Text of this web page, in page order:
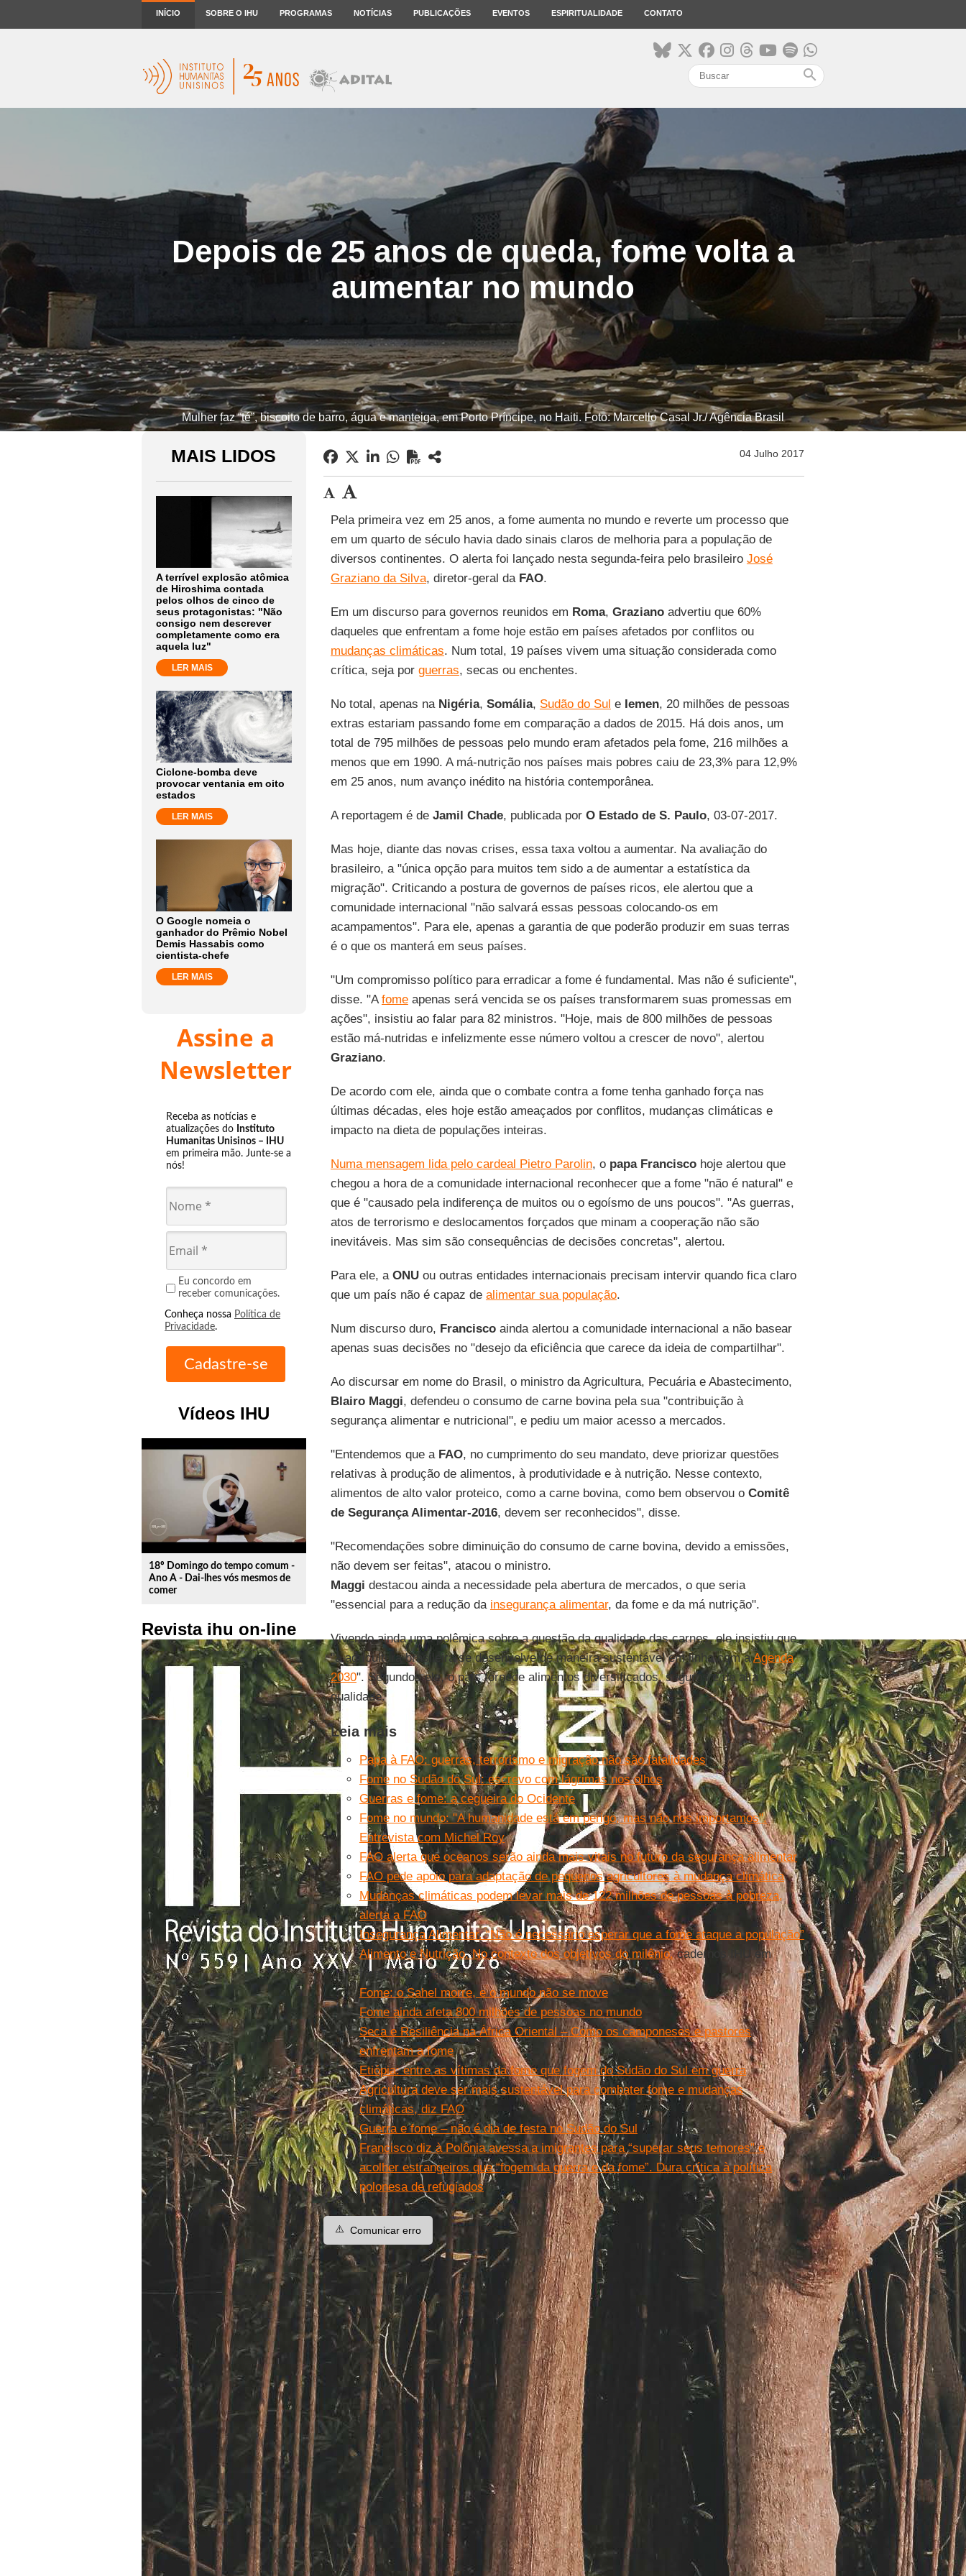
INÍCIO SOBRE O IHU PROGRAMAS NOTÍCIAS PUBLICAÇÕES EVENTOS ESPIRITUALIDADE CONTATO
search
Depois de 25 anos de queda, fome volta a
aumentar no mundo
Mulher faz “té”, biscoito de barro, água e manteiga, em Porto Príncipe, no Haiti. Foto: Marcello Casal Jr./ Agência Brasil
MAIS LIDOS
A terrível explosão atômica
de Hiroshima contada
pelos olhos de cinco de
seus protagonistas: "Não
consigo nem descrever
completamente como era
aquela luz"
LER MAIS
Ciclone-bomba deve
provocar ventania em oito
estados
LER MAIS
O Google nomeia o
ganhador do Prêmio Nobel
Demis Hassabis como
cientista-chefe
LER MAIS
Assine a
Newsletter
Receba as notícias e
atualizações do Instituto
Humanitas Unisinos – IHU
em primeira mão. Junte-se a
nós!
Eu concordo em
receber comunicações.
Conheça nossa Política de
Privacidade.
Vídeos IHU
play_circle_outline
18º Domingo do tempo comum -
Ano A - Dai-lhes vós mesmos de
comer
Revista ihu on-line
04 Julho 2017
Pela primeira vez em 25 anos, a fome aumenta no mundo e reverte um processo que
em um quarto de século havia dado sinais claros de melhoria para a população de
diversos continentes. O alerta foi lançado nesta segunda-feira pelo brasileiro José
Graziano da Silva, diretor-geral da FAO.
Em um discurso para governos reunidos em Roma, Grazianoadvertiu que 60%
daqueles que enfrentam a fome hoje estão em países afetados por conflitos ou
mudanças climáticas. Num total, 19 países vivem uma situação considerada como
crítica, seja por guerras, secas ou enchentes.
No total, apenas na Nigéria, Somália, Sudão do Sul e Iemen, 20 milhões de pessoas
extras estariam passando fome em comparação a dados de 2015. Há dois anos, um
total de 795 milhões de pessoas pelo mundo eram afetados pela fome, 216 milhões a
menos que em 1990. A má-nutrição nos países mais pobres caiu de 23,3% para 12,9%
em 25 anos, num avanço inédito na história contemporânea.
A reportagem é de Jamil Chade, publicada por O Estado de S. Paulo, 03-07-2017.
Mas hoje, diante das novas crises, essa taxa voltou a aumentar. Na avaliação do
brasileiro, a "única opção para muitos tem sido a de aumentar a estatística da
migração". Criticando a postura de governos de países ricos, ele alertou que a
comunidade internacional "não salvará essas pessoas colocando-os em
acampamentos". Para ele, apenas a garantia de que poderão produzir em suas terras
é o que os manterá em seus países.
"Um compromisso político para erradicar a fome é fundamental. Mas não é suficiente",
disse. "Afomeapenas será vencida se os países transformarem suas promessas em
ações", insistiu ao falar para 82 ministros. "Hoje, mais de 800 milhões de pessoas
estão má-nutridas e infelizmente esse número voltou a crescer de novo", alertou
Graziano.
De acordo com ele, ainda que o combate contra a fome tenha ganhado força nas
últimas décadas, eles hoje estão ameaçados por conflitos, mudanças climáticas e
impacto na dieta de populações inteiras.
Numa mensagem lida pelo cardeal Pietro Parolin, o papa Franciscohoje alertou que
chegou a hora de a comunidade internacional reconhecer que a fome "não é natural" e
que é "causado pela indiferença de muitos ou o egoísmo de uns poucos". "As guerras,
atos de terrorismo e deslocamentos forçados que minam a cooperação não são
inevitáveis. Mas sim são consequências de decisões concretas", alertou.
Para ele, a ONUou outras entidades internacionais precisam intervir quando fica claro
que um país não é capaz de alimentar sua população.
Num discurso duro, Franciscoainda alertou a comunidade internacional a não basear
apenas suas decisões no "desejo da eficiência que carece da ideia de compartilhar".
Ao discursar em nome do Brasil, o ministro da Agricultura, Pecuária e Abastecimento,
Blairo Maggi, defendeu o consumo de carne bovina pela sua "contribuição à
segurança alimentar e nutricional", e pediu um maior acesso a mercados.
"Entendemos que a FAO, no cumprimento do seu mandato, deve priorizar questões
relativas à produção de alimentos, à produtividade e à nutrição. Nesse contexto,
alimentos de alto valor proteico, como a carne bovina, como bem observou o Comitê
de Segurança Alimentar-2016, devem ser reconhecidos", disse.
"Recomendações sobre diminuição do consumo de carne bovina, devido a emissões,
não devem ser feitas", atacou o ministro.
Maggi destacou ainda a necessidade pela abertura de mercados, o que seria
"essencial para a redução da insegurança alimentar, da fome e da má nutrição".
Vivendo ainda uma polêmica sobre a questão da qualidade das carnes, ele insistiu que
"a agricultura brasileira se desenvolve de maneira sustentável em linha com aAgenda
2030". Segundos ele, o país fornece alimentos diversificados, seguros e de alta
qualidade.
Leia mais
Papa à FAO: guerras, terrorismo e migração não são fatalidades
Fome no Sudão do Sul: escrevo com lágrimas nos olhos
Guerras e fome: a cegueira do Ocidente
Fome no mundo: "A humanidade está em perigo, mas não nos importamos".
Entrevista com Michel Roy
FAO alerta que oceanos serão ainda mais vitais no futuro da segurança alimentar
FAO pede apoio para adaptação de pequenos agricultores à mudança climática
Mudanças climáticas podem levar mais de 122 milhões de pessoas à pobreza,
alerta a FAO
Insegurança Alimentar. “Não é necessário esperar que a fome ataque a população”
Alimento e Nutrição. No contexto dos objetivos do milênio.cadernos IHU em
formação, N° 47
Fome: o Sahel morre, e o mundo não se move
Fome ainda afeta 800 milhões de pessoas no mundo
Seca e Resiliência na África Oriental – Como os camponeses e pastores
enfrentam a fome
Etiópia: entre as vítimas da fome que fogem do Sudão do Sul em guerra
Agricultura deve ser mais sustentável para combater fome e mudanças
climáticas, diz FAO
Guerra e fome – não é dia de festa no Sudão do Sul
Francisco diz à Polônia avessa a imigrantes para “superar seus temores” e
acolher estrangeiros que “fogem da guerra e da fome”. Dura crítica à política
polonesa de refugiados
⚠️ Comunicar erro